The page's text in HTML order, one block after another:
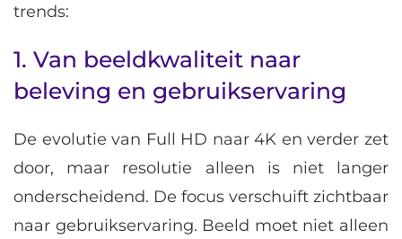
trends:
1. Van beeldkwaliteit naar
beleving en gebruikservaring
De evolutie van Full HD naar 4K en verder zet
door, maar resolutie alleen is niet langer
onderscheidend. De focus verschuift zichtbaar
naar gebruikservaring. Beeld moet niet alleen